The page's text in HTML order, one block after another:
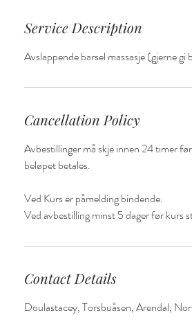
Service Description
Avslappende barsel massasje (gjerne
Cancellation Policy
Avbestillinger må skje innen 24 timer
beløpet betales.
Ved Kurs er påmelding bindende.
Ved avbestilling minst 5 dager før kurs
Contact Details
Doulastacey, Torsbuåsen, Arendal,